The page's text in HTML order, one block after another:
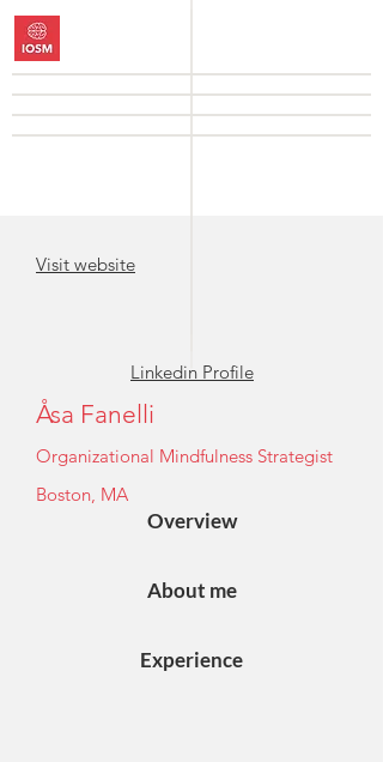
Visit website
Linkedin Profile
Åsa Fanelli
Organizational Mindfulness Strategist
Boston, MA
Overview
About me
Experience